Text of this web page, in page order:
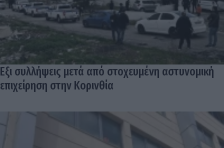
Εξι συλλήψεις μετά από στοχευμένη αστυνομική
επιχείρηση στην Κορινθία